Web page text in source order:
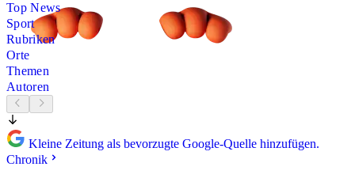
Top News
Sport
Rubriken
Orte
Themen
Autoren
Kleine Zeitung als bevorzugte Google-Quelle hinzufügen.
Chronik